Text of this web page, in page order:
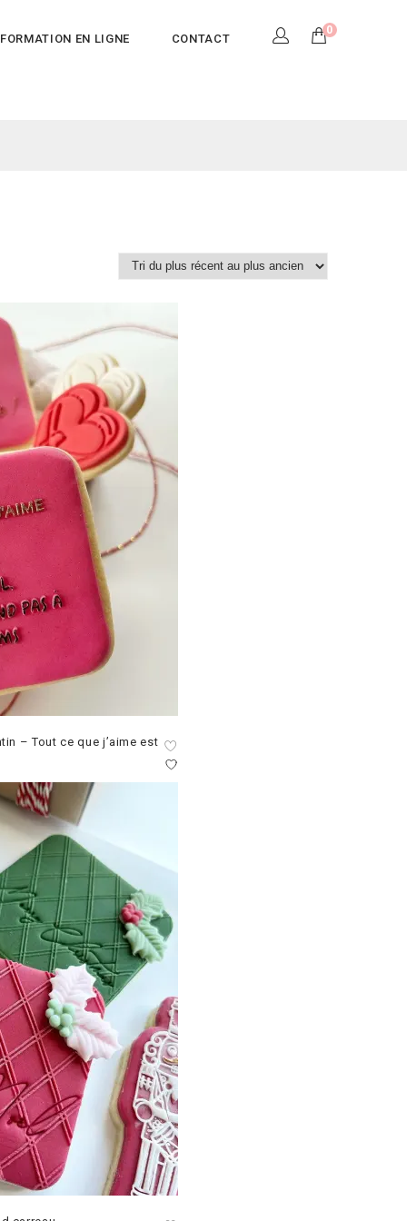
FORMATION EN LIGNE CONTACT
0
– Tout ce que j’aime est